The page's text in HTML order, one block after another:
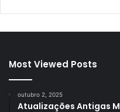
Most Viewed Posts
outubro 2, 2025
Atualizações Antigas